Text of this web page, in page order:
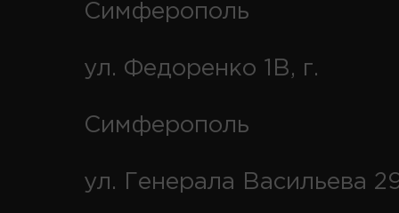
Симферополь
ул. Федоренко 1В, г.
Симферополь
ул. Генерала Васильева